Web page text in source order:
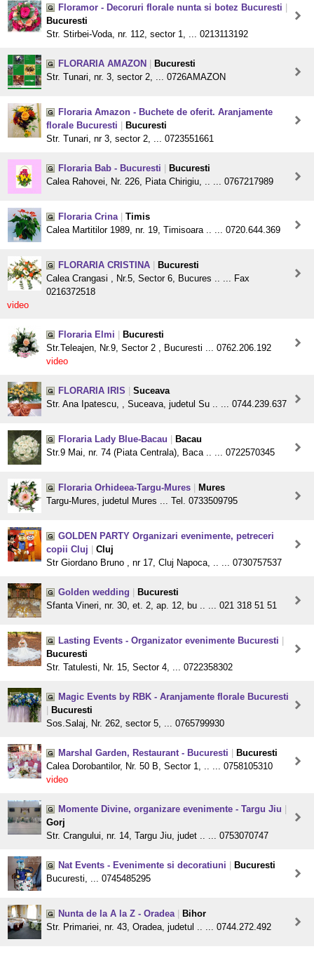
Floramor - Decoruri florale nunta si botez Bucuresti
Bucuresti
Str. Stirbei-Voda, nr. 112, sector 1, ... 0213113192
FLORARIA AMAZON
Bucuresti
Str. Tunari, nr. 3, sector 2, ... 0726AMAZON
Floraria Amazon - Buchete de oferit. Aranjamente
florale Bucuresti
Bucuresti
Str. Tunari, nr 3, sector 2, ... 0723551661
Floraria Bab - Bucuresti
Bucuresti
Calea Rahovei, Nr. 226, Piata Chirigiu, .. ... 0767217989
Floraria Crina
Timis
Calea Martitilor 1989, nr. 19, Timisoara .. ... 0720.644.369
FLORARIA CRISTINA
Bucuresti
Calea Crangasi , Nr.5, Sector 6, Bucures .. ... Fax
0216372518
video
Floraria Elmi
Bucuresti
Str.Teleajen, Nr.9, Sector 2 , Bucuresti ... 0762.206.192
video
FLORARIA IRIS
Suceava
Str. Ana Ipatescu, , Suceava, judetul Su .. ... 0744.239.637
Floraria Lady Blue-Bacau
Bacau
Str.9 Mai, nr. 74 (Piata Centrala), Baca .. ... 0722570345
Floraria Orhideea-Targu-Mures
Mures
Targu-Mures, judetul Mures ... Tel. 0733509795
GOLDEN PARTY Organizari evenimente, petreceri
copii Cluj
Cluj
Str Giordano Bruno , nr 17, Cluj Napoca, .. ... 0730757537
Golden wedding
Bucuresti
Sfanta Vineri, nr. 30, et. 2, ap. 12, bu .. ... 021 318 51 51
Lasting Events - Organizator evenimente Bucuresti
Bucuresti
Str. Tatulesti, Nr. 15, Sector 4, ... 0722358302
Magic Events by RBK - Aranjamente florale Bucuresti
Bucuresti
Sos.Salaj, Nr. 262, sector 5, ... 0765799930
Marshal Garden, Restaurant - Bucuresti
Bucuresti
Calea Dorobantilor, Nr. 50 B, Sector 1, .. ... 0758105310
video
Momente Divine, organizare evenimente - Targu Jiu
Gorj
Str. Crangului, nr. 14, Targu Jiu, judet .. ... 0753070747
Nat Events - Evenimente si decoratiuni
Bucuresti
Bucuresti, ... 0745485295
Nunta de la A la Z - Oradea
Bihor
Str. Primariei, nr. 43, Oradea, judetul .. ... 0744.272.492